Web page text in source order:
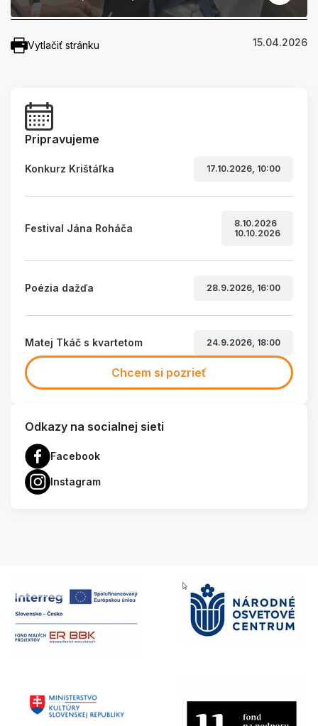
Vytlačiť stránku 15.04.2026
Pripravujeme
Konkurz Krištáľka 17.10.2026, 10:00
Festival Jána Roháča
8.10.2026
10.10.2026
Poézia dažďa 28.9.2026, 16:00
Matej Tkáč s kvartetom 24.9.2026, 18:00
Chcem si pozrieť
Odkazy na socialnej sieti
Facebook
Instagram